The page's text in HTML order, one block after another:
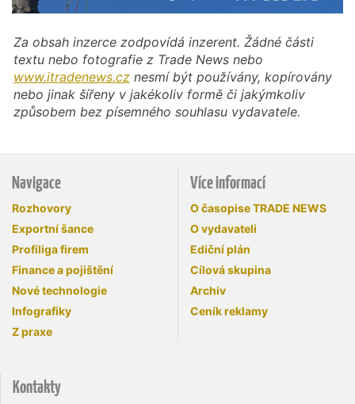
Za obsah inzerce zodpovídá inzerent. Žádné části
textu nebo fotografie z Trade News nebo
www.itradenews.cz nesmí být používány, kopírovány
nebo jinak šířeny v jakékoliv formě či jakýmkoliv
způsobem bez písemného souhlasu vydavatele.
Navigace
Rozhovory
Exportní šance
Profiliga firem
Finance a pojištění
Nové technologie
Infografiky
Z praxe
Více informací
O časopise TRADE NEWS
O vydavateli
Ediční plán
Cílová skupina
Archiv
Ceník reklamy
Kontakty